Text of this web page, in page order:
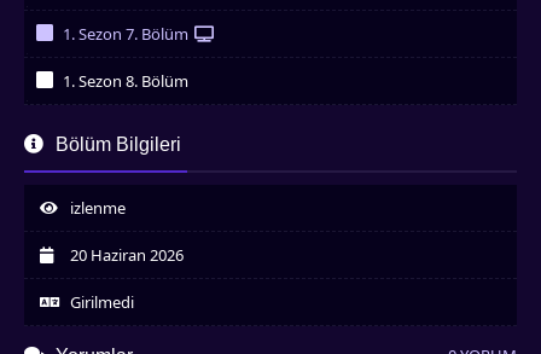
1. Sezon 7. Bölüm
1. Sezon 8. Bölüm
İzledim
Bölüm Bilgileri
izlenme
20 Haziran 2026
Girilmedi